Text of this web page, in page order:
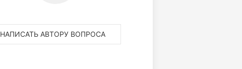
НАПИСАТЬ АВТОРУ ВОПРОСА